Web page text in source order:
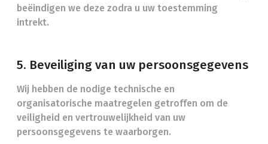
beëindigen we deze zodra u uw toestemming
intrekt.
5. Beveiliging van uw persoonsgegevens
Wij hebben de nodige technische en
organisatorische maatregelen getroffen om de
veiligheid en vertrouwelijkheid van uw
persoonsgegevens te waarborgen.